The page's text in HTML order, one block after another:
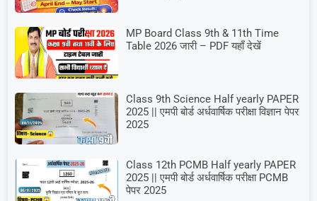
MP Board Class 9th & 11th Time
Table 2026 जारी – PDF यहाँ देखें
Class 9th Science Half yearly PAPER
2025 || एमपी बोर्ड अर्धवार्षिक परीक्षा विज्ञान पेपर
2025
Class 12th PCMB Half yearly PAPER
2025 || एमपी बोर्ड अर्धवार्षिक परीक्षा PCMB
पेपर 2025